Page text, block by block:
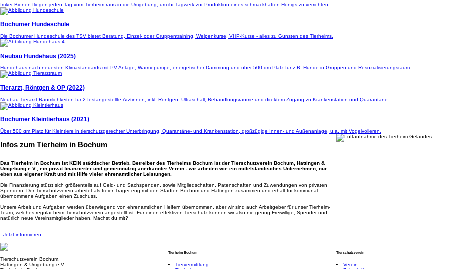
Imker-Bienen fliegen jeden Tag vom Tierheim raus in die Umgebung, um ihr Tagwerk zur Produktion eines schmackhaften Honigs zu verrichten.
Bochumer Hundeschule
Die Bochumer Hundeschule des TSV bietet Beratung, Einzel- oder Gruppentraining, Welpenkurse, VHP-Kurse - alles zu Gunsten des Tierheims.
Neubau Hundehaus (2025)
Hundehaus nach neuesten Klimastandards mit PV-Anlage, Wärmepumpe, energetischer Dämmung und über 500 qm Platz für z.B. Hunde in Gruppen und Resozialisierungsraum.
Tierarzt, Röntgen & OP (2022)
Neubau Tierarzt-Räumlichkeiten für 2 festangestellte Ärztinnen, inkl. Röntgen, Ultraschall, Behandlungsräume und direktem Zugang zu Krankenstation und Quarantäne.
Bochumer Kleintierhaus (2021)
Über 500 qm Platz für Kleintiere in tierschutzgerechter Unterbringung, Quarantäne- und Krankenstation, großzügige Innen- und Außenanlage, u.a. mit Vogelvolieren.
Infos zum Tierheim in Bochum
Das Tierheim in Bochum ist KEIN städtischer Betrieb. Betreiber des Tierheims Bochum ist der Tierschutzverein Bochum, Hattingen &
Umgebung e.V., ein privat finanzierter und gemeinnützig anerkannter Verein - wir arbeiten wie ein mittelständisches Unternehmen, nur
eben aus eigener Kraft und mit Hilfe vieler ehrenamtlicher Leistungen.
Die Finanzierung stützt sich größtenteils auf Geld- und Sachspenden, sowie Mitgliedschaften, Patenschaften und Zuwendungen von privaten
Spendern. Der Tierschutzverein arbeitet als freier Träger eng mit den Städten Bochum und Hattingen zusammen und erhält für kommunal
übernommene Aufgaben einen Zuschuss.
Unsere Arbeit und Aufgaben werden überwiegend von ehrenamtlichen Helfern übernommen, aber wir sind auch Arbeitgeber für unser Tierheim-
Team, welches regulär beim Tierschutzverein angestellt ist. Für einen effektiven Tierschutz können wir also nie genug Freiwillige, Spender und
natürlich neue Vereinsmitglieder haben. Machst du mit?
Jetzt informieren
Tierschutzverein Bochum,
Hattingen & Umgebung e.V.
Tierheim Bochum
Tiervermittlung
Tierschutzverein
Verein